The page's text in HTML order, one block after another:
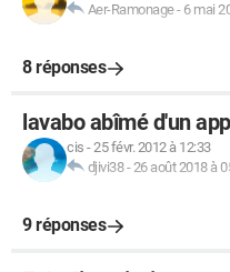
Aer-Ramonage- 6 mai
8 réponses
lavabo abîmé d'un
cis -25 févr. 2012 à 12:33
djivi38-26 août 2018 à
9 réponses